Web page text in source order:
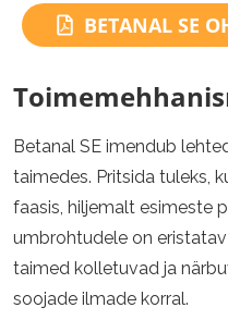
BETANAL SE
Betanal SE imendub
taimedes. Pritsida tuleks,
faasis, hiljemalt esimeste
umbrohtudele on
taimed kolletuvad ja
soojade ilmade korral.